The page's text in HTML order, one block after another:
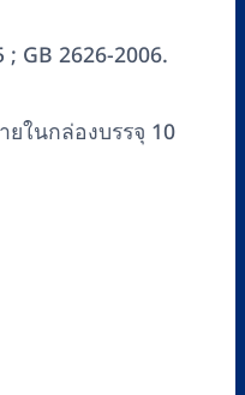
GB 2626-2006.
ยในกล่องบรรจุ 10